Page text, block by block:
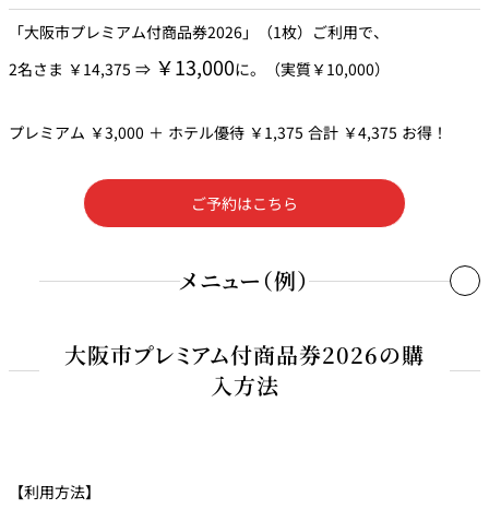
京都七谷鴨胸肉のロティ 柑橘ソース
又は
骨付き仔羊背肉のロティ 王道のペルシヤード風
食後のお飲物と小菓子
「大阪市プレミアム付商品券2026」（1枚）ご利用で、
2名さま ￥14,375 ⇒ ￥13,000に。（実質￥10,000）
プレミアム ￥3,000 ＋ ホテル優待 ￥1,375 合計 ￥4,375 お得！
ご予約はこちら
メニュー（例）
季節の前菜3種盛り
大阪市プレミアム付商品券2026の購
入方法
【利用方法】